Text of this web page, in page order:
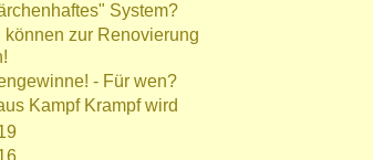
System?
können zur Renovierung
- Für wen?
Kampf Krampf wird